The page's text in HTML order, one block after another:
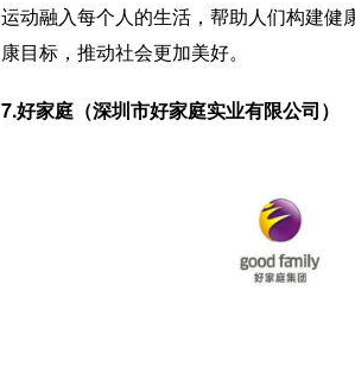
运动融入每个人的生活，帮助人们构建健
康目标，推动社会更加美好。
7.好家庭（深圳市好家庭实业有限公司）